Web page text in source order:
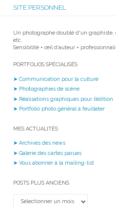
SITE PERSONNEL
Un photographe doublé d'un graphiste,
etc.
Sensibilité + œil d’auteur +
PORTFOLIOS SPÉCIALISÉS
➤ Communication pour la culture
➤ Photographies de scène
➤ Réalisations graphiques pour l’édition
➤ Portfolio photo général à feuilleter
MES ACTUALITÉS
➤ Archives des news
➤ Galerie des cartes parues
➤ Vous abonner à la mailing-list
POSTS PLUS ANCIENS
plus